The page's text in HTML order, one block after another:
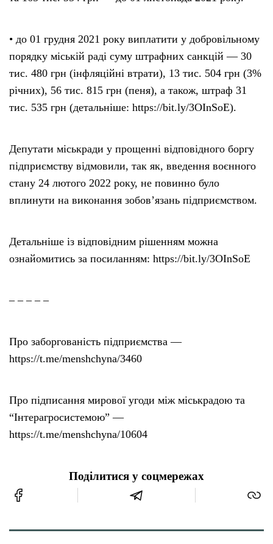
• до 01 грудня 2021 року виплатити у добровільному
порядку міській раді суму штрафних санкцій — 30
тис. 480 грн (інфляційні втрати), 13 тис. 504 грн (3%
річних), 56 тис. 815 грн (пеня), а також, штраф 31
тис. 535 грн (детальніше: https://bit.ly/3OInSoE).
Депутати міськради у прощенні відповідного боргу
підприємству відмовили, так як, введення воєнного
стану 24 лютого 2022 року, не повинно було
вплинути на виконання зобов’язань підприємством.
Детальніше із відповідним рішенням можна
ознайомитись за посиланням: https://bit.ly/3OInSoE
– – – – –
Про заборгованість підприємства —
https://t.me/menshchyna/3460
Про підписання мирової угоди між міськрадою та
“Інтерагросистемою” —
https://t.me/menshchyna/10604
Поділитися у соцмережах